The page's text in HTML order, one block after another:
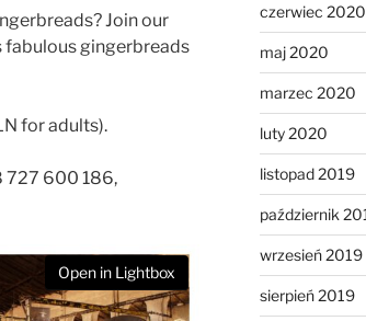
Join our
fabulous gingerbreads
for adults).
727 600 186,
Open in Lightbox
czerwiec 2020
maj 2020
marzec 2020
luty 2020
listopad 2019
październik
wrzesień 2019
sierpień 2019